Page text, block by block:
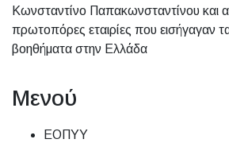
Κωνσταντίνο Παπακωνσταντίνου και
πρωτοπόρες εταιρίες που εισήγαγαν
βοηθήματα στην Ελλάδα
Μενού
ΕΟΠΥΥ